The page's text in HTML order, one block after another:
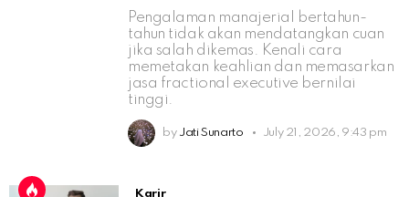
Pengalaman manajerial bertahun-
tahun tidak akan mendatangkan cuan
jika salah dikemas. Kenali cara
memetakan keahlian dan memasarkan
jasa fractional executive bernilai
tinggi.
by Jati Sunarto July 21, 2026, 9:43 pm
Karir